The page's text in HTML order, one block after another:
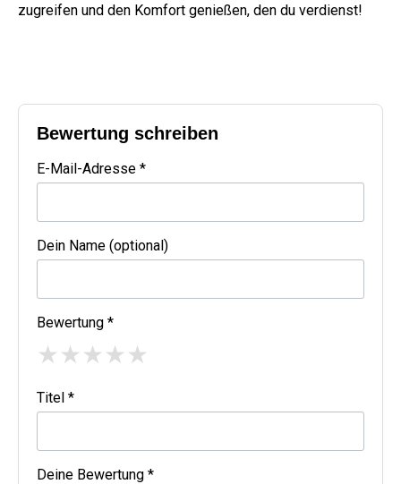
zugreifen und den Komfort genießen, den du verdienst!
Bewertung schreiben
E-Mail-Adresse *
Dein Name (optional)
Bewertung *
★★★★★
Titel *
Deine Bewertung *